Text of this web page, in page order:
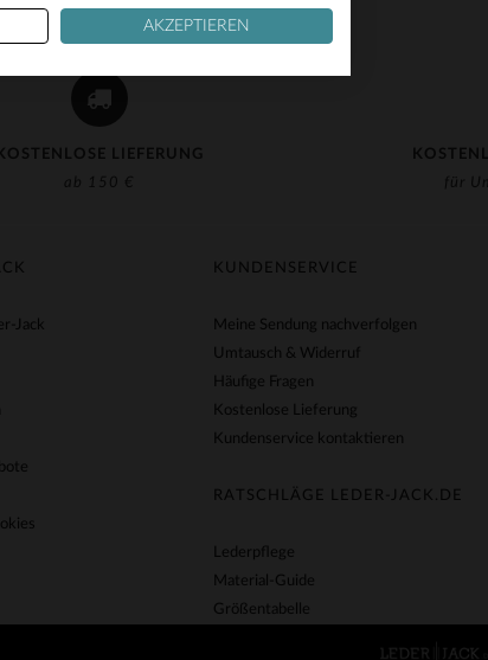
KOSTENLOSE LIEFERUNG
ab 150 €
für
KUNDENSERVICE
Meine Sendung nachverfolgen
Umtausch & Widerruf
Häufige Fragen
Kostenlose Lieferung
Kundenservice kontaktieren
RATSCHLÄGE LEDER-JACK.DE
Lederpflege
Material-Guide
Größentabelle
Jack
AKZEPTIEREN